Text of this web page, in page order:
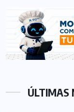
ÚLTIMAS